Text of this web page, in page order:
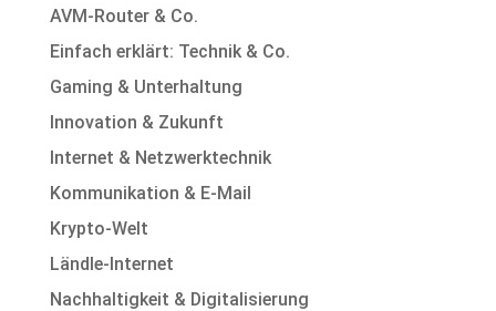
AVM-Router & Co.
Einfach erklärt: Technik & Co.
Gaming & Unterhaltung
Innovation & Zukunft
Internet & Netzwerktechnik
Kommunikation & E-Mail
Krypto-Welt
Ländle-Internet
Nachhaltigkeit & Digitalisierung